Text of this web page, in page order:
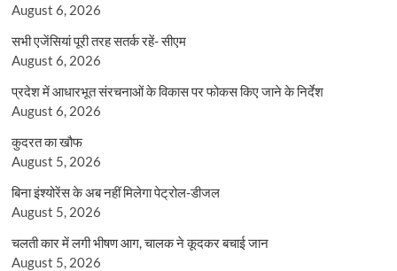
August 6, 2026
सभी एजेंसियां पूरी तरह सतर्क रहें- सीएम
August 6, 2026
प्रदेश में आधारभूत संरचनाओं के विकास पर फोकस किए जाने के निर्देश
August 6, 2026
कुदरत का खौफ
August 5, 2026
बिना इंश्योरेंस के अब नहीं मिलेगा पेट्रोल-डीजल
August 5, 2026
चलती कार में लगी भीषण आग, चालक ने कूदकर बचाई जान
August 5, 2026